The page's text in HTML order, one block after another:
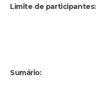
Limite de participantes:
Sumário: